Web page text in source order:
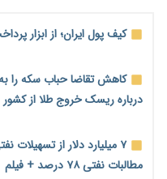
کیف پول ایران؛ از ابزار
درباره ریسک خروج طلا از کشور
۷ میلیارد دلار از
مطالبات نفتی ۷۸ درصد + فیلم